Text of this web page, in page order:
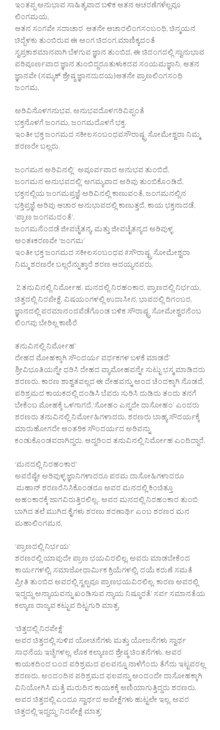
ಇಂತಪ್ಪ ಅನುಭಾವ ಸಾಹಿತ್ಯವಾದ ಬಳಿಕ ಆತನ ಆಚರಣೆಗಳೆಲ್ಲವೂ
ಲಿಂಗಮಯ,
ಆತನ ಸಂಗವೇ ಸದಾಚಾರ ಆತನೇ ಆಚಾರಲಿಂಗಸಂಬಂಧಿ, ಚಿನ್ಮಯನ
ಚಿದ್ಬೆಳಕು ತುಂಬಿರುವ ಈ ಅಂಗ ಚಿದಂಗ,ಮಾಣಿಕ್ಯದಂತೆ
ಸ್ವಪ್ರಕಾಶಮಾನವಾಗಿ ಬೆಳಗುವ ಜ್ಞಾನ ತುಂಬಿದ, ಈ ಚಿದಂಗದಲ್ಲಿ ಸ್ವಾನುಭಾವ
ಪರಿಪೂರ್ಣವಾದ ಜ್ಞಾನ ತುಂಬಿದ್ದರೂತುಳುಕದವ ಸಂಯಮಜ್ಞಾನಿ, ಆತನ
ಜ್ಞಾನವೇ (ಸಮ್ಯಕ್ ಶ್ರೇಷ್ಠ ಜ್ಞಾನದುದಯ)ಆತನೇ ಪ್ರಾಣಲಿಂಗಸಂಧಿ
ಜಂಗಮ,
ಅರಿವಿನೊಳಗನುಭವ, ಅನುಭವದೊಳಗರಿವಿಪ್ಪಂತೆ
ಭಕ್ತನೊಳಗೆ ಜಂಗಮ, ಜಂಗಮದೊಳಗೆ ಭಕ್ತ.
ಇಂತೀ ಭಕ್ತ ಜಂಗಮದ ಸಕೀಲಸಂಬಂಧವಸೌರಾಷ್ಟ್ರ ಸೋಮೇಶ್ವರಾ ನಿಮ್ಮ
ಶರಣರೇ ಬಲ್ಲರು.
ಜಂಗಮನ ಅರಿವಿನಲ್ಲಿ’ ಅಪೂರ್ವವಾದ ಅನುಭವ ತುಂಬಿದೆ,
ಜಂಗಮನ ಅನುಭವದಲ್ಲಿ’ ಅಗಮ್ಯವಾದ ಅರಿವು ತುಂಬಿಕೊಂಡಿದೆ,
ಭಕ್ತನಲ್ಲಿಯ ಜಂಗಮಪ್ರಜ್ಞೆ ಅರಿವಿನಲ್ಲಿ ಕಾಣುವಂತೆ, ಜಂಗಮನಲ್ಲಿನ
ಭಕ್ತಿಪ್ರಜ್ಞೆ ಅರಿವು ಆಚಾರ ಅನುಭಾವದಲ್ಲಿ ಕಾಣುತ್ತದೆ, ಕಾಯ ಭಕ್ತನಾದಡೆ,
‘ಪ್ರಾಣ ಜಂಗಮದಂತೆ’.
ಜಂಗಮನೆಂದಡೆ ಜೀವಚೈತನ್ಯ, ಮತ್ತು ಜೀವಚೈತನ್ಯದ ಅರಿವುಳ್ಳ
ಅಂತಃಕರಣವೇ ‘ಜಂಗಮ’
ಇಂತೀ ಭಕ್ತ ಜಂಗಮದ ಸಕೀಲಸಂಬಂಧವ #ಸೌರಾಷ್ಟ್ರ ಸೋಮೇಶ್ವರಾ
ನಿಮ್ಮ ಶರಣರೇ ಬಲ್ಲರೆನ್ನುತ್ತಾರೆ ಶರಣ ಆದಯ್ಯನವರು.
2.ತನುವಿನಲ್ಲಿ ನಿರ್ಮೋಹ, ಮನದಲ್ಲಿ ನಿರಹಂಕಾರ, ಪ್ರಾಣದಲ್ಲಿ ನಿರ್ಭಯ,
ಚಿತ್ತದಲ್ಲಿ ನಿರಪೇಕ್ಷೆ, ವಿಷಯಂಗಳಲ್ಲಿ ಉದಾಸೀನ, ಭಾವದಲ್ಲಿ ದಿಗಂಬರ,
ಜ್ಞಾನದಲ್ಲಿ ಪರಮಾನಂದವೆಡೆಗೊಂಡ ಬಳಿಕ ಸೌರಾಷ್ಟ್ರ ಸೋಮೇಶ್ವರನೆಂಬ
ಲಿಂಗವು ಬೇರಿಲ್ಲ ಕಾಣಿರೆ
ತನುವಿನಲ್ಲಿ ನಿರ್ಮೋಹ’
ದೇಹದ ಮೋಹಕ್ಕಾಗಿ ಸೌಂದರ್ಯ ವರ್ಧಕಗಳ ಬಳಕೆ ಮಾಡದೆ’
ಶ್ರೀವಿಭೂತಿಯನ್ನೇ ಧರಿಸಿ ದೇಹದ ವ್ಯಾಮೋಹವನ್ನೇ ಸುಟ್ಟು ಭಸ್ಮ ಮಾಡಿದರು
ಶರಣರು. ಕಾರಣ ಶಾಶ್ವತವಲ್ಲದ ಈ ದೇಹವನ್ನು ಅಂದ ಚೆಂದಕ್ಕಾಗಿ ನೊಡದೆ,
ಪರಿಶ್ರಮದ ಕಾಯಕದಲ್ಲಿ ದಂಡಿಸಿ ಬೆವರು ಸುರಿಸಿ ದುಡಿದು ತಂದು ತನಗೆ
ಬೇಕೆಂಬ ಮೋಹಕ್ಕೆ ಒಳಗಾಗದೆ,‘ಸೋಹಂ ಎನ್ನದೇ ದಾಸೋಹಂ’ ಎಂದರು
ಶರಣರು ತನುವಿನಲ್ಲಿ ನಿರ್ಮೋಹಿಗಳಾದರು, ಶರಣರು ಬಾಹ್ಯ ಸೌದರ್ಯಕ್ಕೆ
ಮಾರುಹೋಗದೇ ಆಂತರಿಕ ಸೌಂದರ್ಯದ ಅರಿವನ್ನು
ಕಂಡುಕೊಂಡವರಾಗಿದ್ದರು. ಆದ್ದರಿಂದ ತನುವಿನಲ್ಲಿ ನಿರ್ಮೋಹ ಎಂದಿದ್ದಾರೆ.
‘ಮನದಲ್ಲಿ ನಿರಹಂಕಾರ’
ಅವರೆಷ್ಟೇ ಅರಿವುಳ್ಳ ಜ್ಞಾನಿಗಳಾದರೂ ಪರಮ ದಾಸೋಹಿಗಳಾದರೂ
ಮಹಾನ್ ಶರಣರೆನಿಸಿಕೊಂಡರೂ ಅವರ ಮನದಲ್ಲಿ ಕಿಂಚಿತ್ತೂ
ಅಹಂಕಾರಕ್ಕೆ ಜಾಗವಿರುತ್ತಿರಲಿಲ್ಲ.. ಅವರ ಮನದಲ್ಲಿ ನಿರಹಂಕಾರ ತುಂಬಿ
ಬಾಗಿದ ತಲೆ ಮುಗಿದ ಕೈಗಳು ಶರಣು ಶರಣಾರ್ಥಿ ಎಂಬ ಶರಣರ ಮನ
ಮಹಾಲಿಂಗಮನ,
‘ಪ್ರಾಣದಲ್ಲಿ ನಿರ್ಭಯ’
ಶರಣರಲ್ಲಿ ಯಾವುದೇ ಪ್ರಾಣ ಭಯವಿರಲಿಲ್ಲ, ಅವರು ಮಾಡಬೇಕೆಂದ
ಕಾರ್ಯಗಳಲ್ಲಿ, ಸಮಾಜೋಧಾರ್ಮಿಕ ಕ್ರಿಯೆಗಳಲ್ಲಿ, ದಯೆ ಕರುಣೆ ಸಮತೆ
ಪ್ರೀತಿ ತುಂಬಿದ ಅವರಲ್ಲಿ ಸ್ವಲ್ಪವೂ ಪ್ರಾಣಭಯವಿರಲಿಲ್ಲ. ಕಾರಣ ಅವರಲ್ಲಿ
ಇದ್ದದ್ದು ಅನ್ಯಾಯವನ್ನು ಖಂಡಿಸುವ ನ್ಯಾಯ ನಿಷ್ಠೂರತೆ’ ಸರ್ವ ಸಮಾನತೆಯ
ಕಲ್ಯಾಣ ರಾಜ್ಯವ ಕಟ್ಟುವ ದಿಟ್ಟಗುರಿ ಮಾತ್ರ.
‘ಚಿತ್ತದಲ್ಲಿ ನಿರಪೇಕ್ಷೆ’
ಅವರ ಚಿತ್ತದಲ್ಲಿ ಸುಳಿವ ಯೋಚನೆಗಳು ಮತ್ತು ಯೋಜನೆಗಳು ಸ್ವಾರ್ಥ
ಸಾಧನೆಯ ಇಚ್ಚೆಗಳಲ್ಲ, ಲೊಕ ಕಲ್ಯಾಣದ ಶ್ರೇಷ್ಠ ಚಿಂತನೆಗಳು. ಅವರ
ಕಾಯಕದಿಂದ ಬಂದ ಪರಿಶ್ರಮದ ಫಲವನ್ನೂ ನಾಳೆಗೆಂದು ತೆಗೆದು ಇಟ್ಟವರಲ್ಲ
ಶರಣರು, ಅಂದಂದಿನ ಪರಿಶ್ರಮದ ಫಲವನ್ನು ಅಂದಂದೇ ದಾಸೋಹಕ್ಕಾಗಿ
ವಿನಿಯೋಗಿಸಿ ಮತ್ತೆ ಮರುದಿನ ಕಾಯಕಕ್ಕೆ ಅಣಿಯಾಗುತ್ತಿದ್ದರು ಶರಣರು.
ಅವರ ಚಿತ್ತದಲ್ಲಿ ಎಂದೂ ಸ್ವಾರ್ಥದ ಅಪೇಕ್ಷೆಗಳು ಹುಟ್ಟಲೇ ಇಲ್ಲ. ಅವರ
ಚಿತ್ತದಲ್ಲಿ ಇದ್ದದ್ದು ‘ನಿರಪೇಕ್ಷೆ ಮಾತ್ರ’